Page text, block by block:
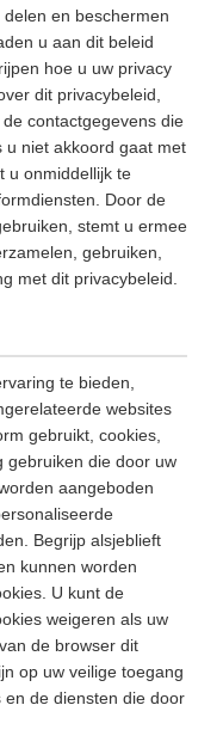
en beschermen
u aan dit beleid
hoe u uw privacy
dit privacybeleid,
contactgegevens die
u niet akkoord gaat met
u onmiddellijk te
Door de
stemt u ermee
gebruiken,
met dit privacybeleid.
te bieden,
websites
gebruikt, cookies,
gebruiken die door uw
aangeboden
Begrijp alsjeblieft
kunnen worden
U kunt de
weigeren als uw
de browser dit
op uw veilige toegang
de diensten die door